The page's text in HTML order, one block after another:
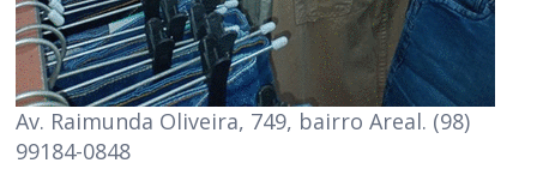
Av. Raimunda Oliveira, 749, bairro Areal. (98)
99184-0848